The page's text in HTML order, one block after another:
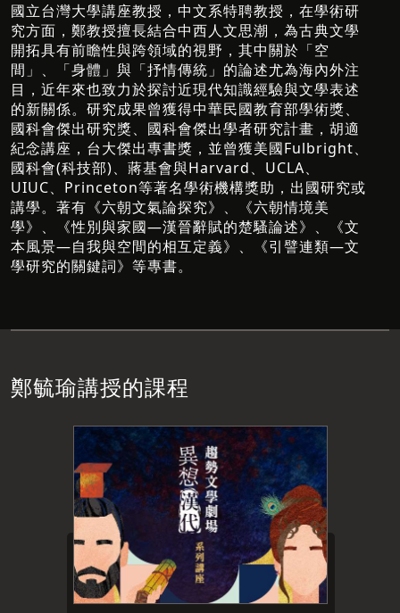
國立台灣大學講座教授，中文系特聘教授，在學術研
究方面，鄭教授擅長結合中西人文思潮，為古典文學
開拓具有前瞻性與跨領域的視野，其中關於「空
間」、「身體」與「抒情傳統」的論述尤為海內外注
目，近年來也致力於探討近現代知識經驗與文學表述
的新關係。研究成果曾獲得中華民國教育部學術獎、
國科會傑出研究獎、國科會傑出學者研究計畫，胡適
紀念講座，台大傑出專書獎，並曾獲美國Fulbright、
國科會(科技部)、蔣基會與Harvard、UCLA、
UIUC、Princeton等著名學術機構獎助，出國研究或
講學。著有《六朝文氣論探究》、《六朝情境美
學》、《性別與家國—漢晉辭賦的楚騷論述》、《文
本風景—自我與空間的相互定義》、《引譬連類—文
學研究的關鍵詞》等專書。
鄭毓瑜講授的課程